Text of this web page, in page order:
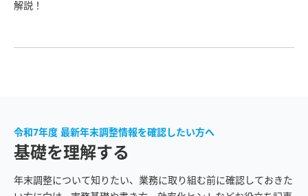
解説！
令和7年度 最新年末調整情報を確認したい方へ
基礎を理解する
年末調整について知りたい、業務に取り組む前に確認しておきた